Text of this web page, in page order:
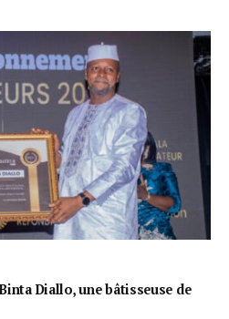
Diallo, une bâtisseuse de